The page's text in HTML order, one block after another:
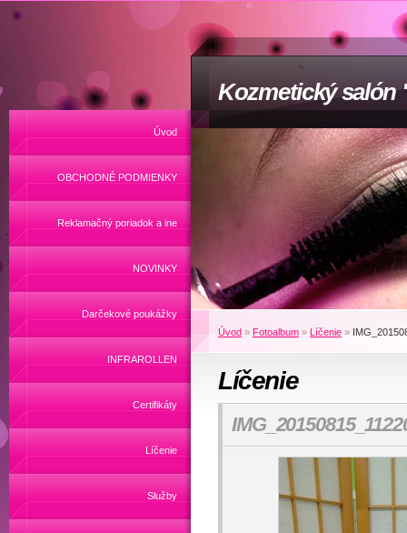
Kozmetický salón
Úvod
OBCHODNÉ PODMIENKY
Reklamačný poriadok a ine
NOVINKY
Darčekové poukážky
INFRAROLLEN
Certifikáty
Líčenie
Služby
Úvod » Fotoalbum » Líčenie »
Líčenie